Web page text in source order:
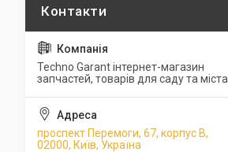
Techno Garant інтернет-магазин
запчастей, товарів для саду та міста
проспект Перемоги, 67, корпус В,
02000, Київ, Україна